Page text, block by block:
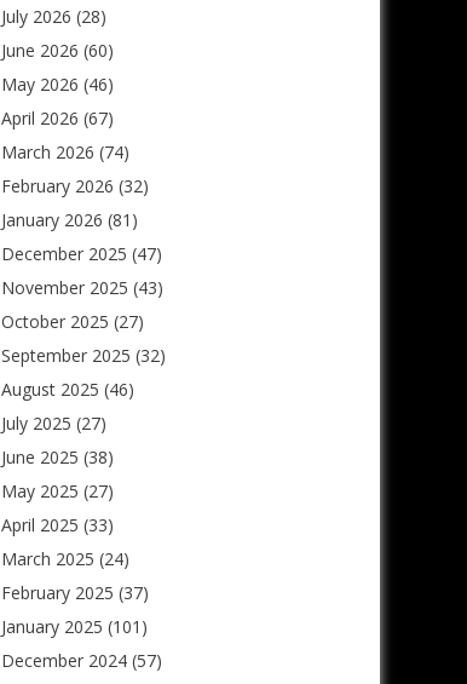
July 2026 (28)
June 2026 (60)
May 2026 (46)
April 2026 (67)
March 2026 (74)
February 2026 (32)
January 2026 (81)
December 2025 (47)
November 2025 (43)
October 2025 (27)
September 2025 (32)
August 2025 (46)
July 2025 (27)
June 2025 (38)
May 2025 (27)
April 2025 (33)
March 2025 (24)
February 2025 (37)
January 2025 (101)
December 2024(57)